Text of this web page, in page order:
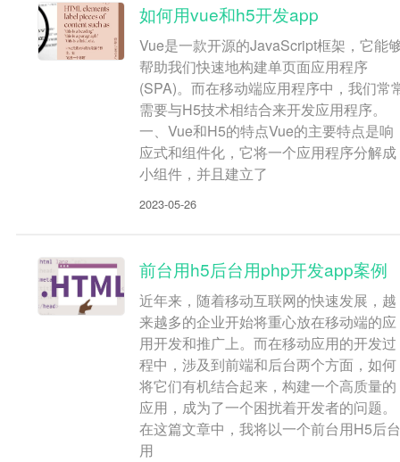
如何用vue和h5开发app
Vue是一款开源的JavaScript框架，它能
帮助我们快速地构建单页面应用程序
(SPA)。而在移动端应用程序中，我们常
需要与H5技术相结合来开发应用程序。
一、Vue和H5的特点Vue的主要特点是响
应式和组件化，它将一个应用程序分解成
小组件，并且建立了
2023-05-26
前台用h5后台用php开发app案例
近年来，随着移动互联网的快速发展，越
来越多的企业开始将重心放在移动端的应
用开发和推广上。而在移动应用的开发过
程中，涉及到前端和后台两个方面，如何
将它们有机结合起来，构建一个高质量的
应用，成为了一个困扰着开发者的问题。
在这篇文章中，我将以一个前台用H5后台
用